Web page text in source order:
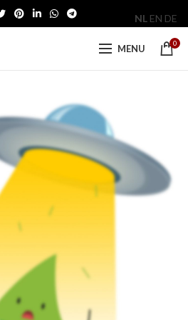
MENU 0
NL EN DE